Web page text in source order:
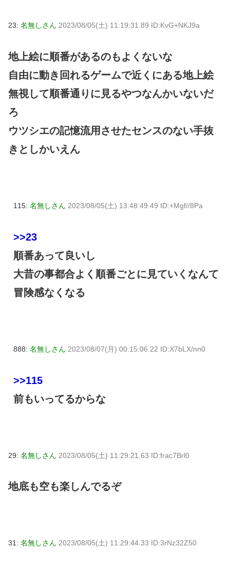
23: 名無しさん 2023/08/05(土) 11:19:31.89 ID:KvG+NKJ9a
地上絵に順番があるのもよくないな
自由に動き回れるゲームで近くにある地上絵
無視して順番通りに見るやつなんかいないだ
ろ
ウツシエの記憶流用させたセンスのない手抜
きとしかいえん
115: 名無しさん 2023/08/05(土) 13:48:49.49 ID:+Mgf//8Pa
>>23
順番あって良いし
大昔の事都合よく順番ごとに見ていくなんて
冒険感なくなる
888: 名無しさん 2023/08/07(月) 00:15:06.22 ID:X7bLX/nn0
>>115
前もいってるからな
29: 名無しさん 2023/08/05(土) 11:29:21.63 ID:frac7Brl0
地底も空も楽しんでるぞ
31: 名無しさん 2023/08/05(土) 11:29:44.33 ID:3rNz32Z50